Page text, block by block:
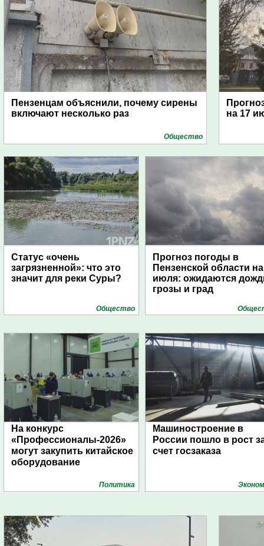
Пензенцам объяснили, почему сирены
включают несколько раз
Общество
на 17
Статус «очень
загрязненной»: что это
значит для реки Суры?
Общество
Прогноз погоды в
Пензенской области
июля: ожидаются
грозы и град
На конкурс
«Профессионалы-2026»
могут закупить китайское
оборудование
Политика
Машиностроение в
России пошло в рост
счет госзаказа